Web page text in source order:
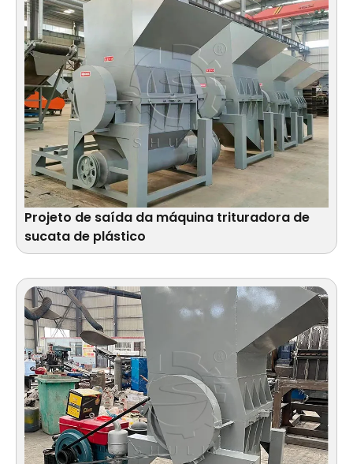
Projeto de saída da máquina trituradora de
sucata de plástico